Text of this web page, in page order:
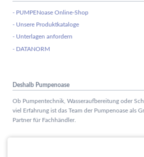
- PUMPENoase Online-Shop
- Unsere Produktkataloge
- Unterlagen anfordern
- DATANORM
Deshalb Pumpenoase
Ob Pumpentechnik, Wasseraufbereitung oder
viel Erfahrung ist das Team der Pumpenoase als
Partner für Fachhändler.